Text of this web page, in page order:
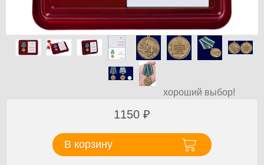
хороший выбор!
1150 ₽
В корзину